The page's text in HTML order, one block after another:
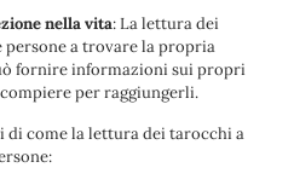
nella vita: La lettura dei
a trovare la propria
fornire informazioni sui propri
per raggiungerli.
di come la lettura dei tarocchi a